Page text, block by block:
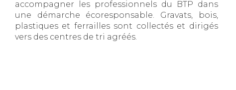
accompagner les professionnels du BTP dans
une démarche écoresponsable. Gravats, bois,
plastiques et ferrailles sont collectés et dirigés
vers des centres de tri agréés.